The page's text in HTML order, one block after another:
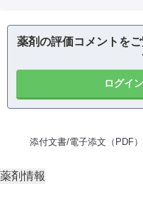
薬剤の評価コメントを
ログイ
添付文書/電子添文（PDF）
薬剤情報